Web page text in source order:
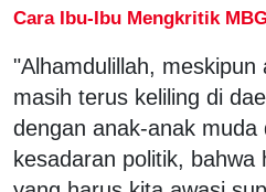
Cara Ibu-Ibu Mengkritik
"Alhamdulillah,
masih terus keliling di
dengan anak-anak muda
kesadaran politik, bahwa